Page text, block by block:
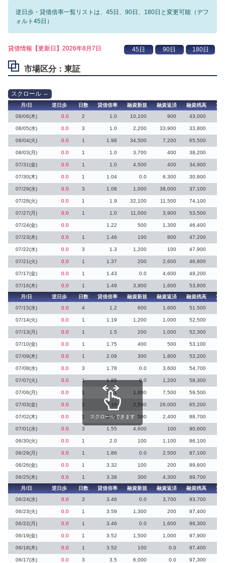
逆日歩・貸借倍率一覧リストは、45日、90日、180日と変更可能（デフ
ォルト45日）
貸借情報【更新日】2026年8月7日
市場区分：東証
月/日 逆日歩 日数 貸借倍率 融資新規 融資返済 融資残高
貸
08/06(木)
0.0 2 1.0 10,100 900 43,000
08/05(水) 0.0 3 1.0 2,200 33,900 33,800
08/04(火) 0.0 1 1.98 34,500 7,200 65,500
08/03(月) 0.0 1 1.0 3,700 400 38,200
07/31(金) 0.0 1 1.0 4,500 400 34,900
07/30(木) 0.0 1 1.04 0.0 6,300 30,800
07/29(水) 0.0 3 1.08 1,000 38,000 37,100
07/28(火) 0.0 1 1.9 32,100 11,500 74,100
07/27(月) 0.0 1 1.0 11,000 3,900 53,500
07/24(金) 0.0 1.22 500 1,300 46,400
07/23(木) 0.0 1 1.46 100 800 47,200
07/22(水) 0.0 3 1.3 1,200 100 47,900
07/21(火) 0.0 1 1.37 200 2,600 46,800
07/17(金) 0.0 1 1.43 0.0 4,600 49,200
07/16(木) 0.0 1 1.49 3,900 1,600 53,800
月/日
逆日歩 日数 貸借倍率 融資新規 融資返済 融資残高
貸
07/15(水)
0.0 4 1.2 600 1,600 51,500
07/14(火) 0.0 1 1.19 1,200 1,000 52,500
07/13(月) 0.0 1 1.5 200 1,000 52,300
07/10(金) 0.0 1 1.75 400 500 53,100
07/09(木) 0.0 1 2.09 300 1,800 53,200
07/08(水) 0.0 3 1.78 0.0 3,600 54,700
07/07(火) 0.0 1 1.85 0.0 1,200 58,300
07/06(月) 0.0 1 1.61 1,800 7,500 59,500
07/03(金) 0.0 1 2.16 2,500 26,000 65,200
07/02(木) 0.0 1 3.32 500 2,400 88,700
07/01(水) 0.0 3 1.55 4,600 100 90,600
06/30(火) 0.0 1 2.0 100 1,100 86,100
06/29(月) 0.0 1 1.86 0.0 2,500 87,100
06/26(金) 0.0 1 3.32 100 200 89,600
06/25(木) 0.0 1 3.38 300 4,300
89,700
月/日
逆日歩 日数 貸借倍率 融資新規 融資返済 融資残高
貸
06/24(水)
0.0 3 3.46 0.0 3,700 93,700
06/23(火) 0.0 1 3.59 1,300 200 97,400
06/22(月) 0.0 1 3.46 0.0 1,600 96,300
06/19(金) 0.0 1 3.52 1,500 1,000 97,900
06/18(木) 0.0 1 3.52 100 0.0 97,400
06/17(水) 0.0 3 3.5 6,000 0.0 97,300
スクロールできます